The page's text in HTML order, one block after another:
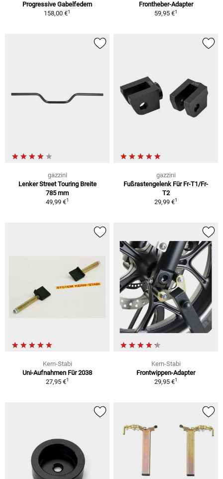
Progressive Gabelfedern
158,00 €1
Frontheber-Adapter
59,95 €1
gazzini
Lenker Street Touring Breite
785 mm
49,99 €1
gazzini
Fußrastengelenk Für Fr-T1/Fr-
T2
29,99 €1
Kern-Stabi
Uni-Aufnahmen Für 2038
27,95 €1
Kern-Stabi
Frontwippen-Adapter
29,95 €1